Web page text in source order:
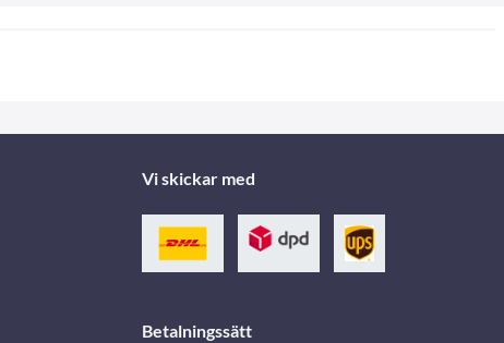
Vi skickar med
Betalningssätt